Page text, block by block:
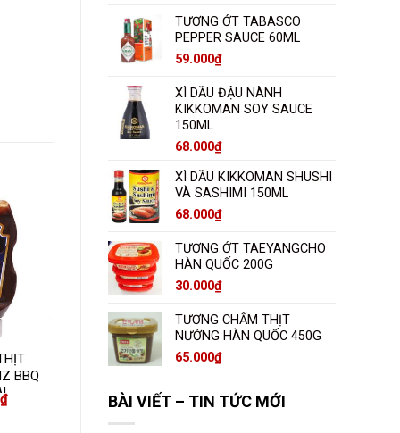
TƯƠNG ỚT TABASCO
PEPPER SAUCE 60ML
59.000₫
XÌ DẦU ĐẬU NÀNH
KIKKOMAN SOY SAUCE
150ML
68.000₫
XÌ DẦU KIKKOMAN SHUSHI
VÀ SASHIMI 150ML
68.000₫
TƯƠNG ỚT TAEYANGCHO
HÀN QUỐC 200G
30.000₫
TƯƠNG CHẤM THỊT
NƯỚNG HÀN QUỐC 450G
65.000₫
BÀI VIẾT – TIN TỨC MỚI
BBQ
₫
TƯƠNG CÀ CHUA
KETCHUP
29.000₫